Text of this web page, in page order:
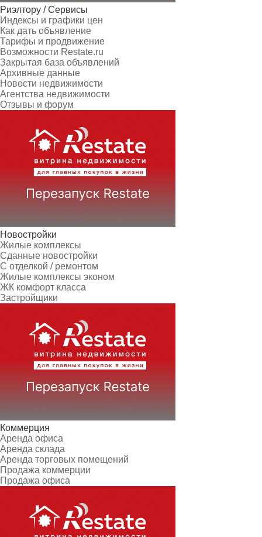
Риэлтору / Сервисы
Индексы и графики цен
Как дать объявление
Тарифы и продвижение
Возможности Restate.ru
Закрытая база объявлений
Архивные данные
Новости недвижимости
Агентства недвижимости
Отзывы и форум
Новостройки
Жилые комплексы
Сданные новостройки
С отделкой / ремонтом
Жилые комплексы эконом
ЖК комфорт класса
Застройщики
Коммерция
Аренда офиса
Аренда склада
Аренда торговых помещений
Продажа коммерции
Продажа офиса